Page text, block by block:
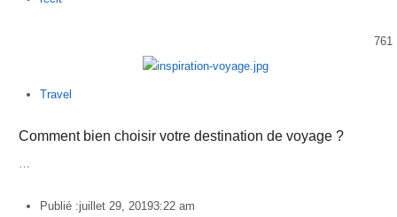
761
Travel
Comment bien choisir votre destination de voyage ?
Publié :juillet 29, 20193:22 am